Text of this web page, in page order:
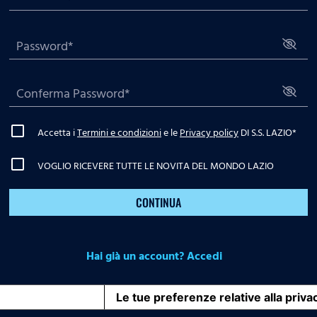
Accetta iTermini e condizionie lePrivacy policyDI S.S. LAZIO*
VOGLIO RICEVERE TUTTE LE NOVITA DEL MONDO LAZIO
CONTINUA
Hai già un account? Accedi
Le tue preferenze relative alla